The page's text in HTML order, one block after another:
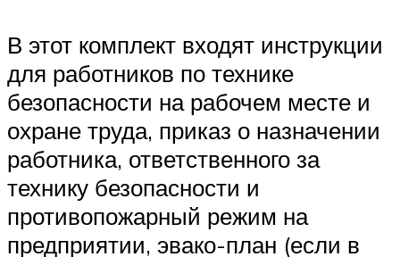
В этот комплект входят инструкции
для работников по технике
безопасности на рабочем месте и
охране труда, приказ о назначении
работника, ответственного за
технику безопасности и
противопожарный режим на
предприятии, эвако-план (если в